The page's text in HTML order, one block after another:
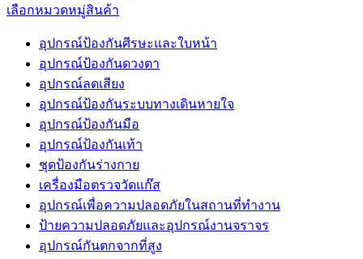
เลือกหมวดหมู่สินค้า
อุปกรณ์ป้องกันศีรษะและใบหน้า
อุปกรณ์ป้องกันดวงตา
อุปกรณ์ลดเสียง
อุปกรณ์ป้องกันระบบทางเดินหายใจ
อุปกรณ์ป้องกันมือ
อุปกรณ์ป้องกันเท้า
ชุดป้องกันร่างกาย
เครื่องมือตรวจวัดแก๊ส
อุปกรณ์เพื่อความปลอดภัยในสถานที่ทำงาน
ป้ายความปลอดภัยและอุปกรณ์งานจราจร
อุปกรณ์กันตกจากที่สูง